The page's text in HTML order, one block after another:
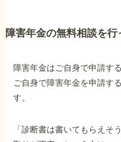
障害年金の無料相談を行
障害年金はご自身で申請す
ご自身で障害年金を申請す
す。
「診断書は書いてもらえそ